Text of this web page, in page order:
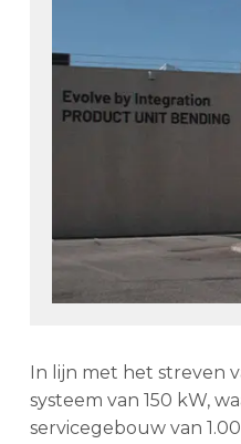
In lijn met het streven
systeem van 150 kW,
servicegebouw van